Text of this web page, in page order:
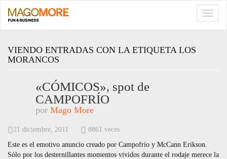
VIENDO ENTRADAS CON LA ETIQUETA LOS
MORANCOS
«CÓMICOS», spot de
CAMPOFRÍO
por Mago More
21 diciembre, 2011
8861 veces
Este es el emotivo anuncio creado por Campofrío y McCann Erikson.
Sólo por los desternillantes momentos vividos durante el rodaje merece la